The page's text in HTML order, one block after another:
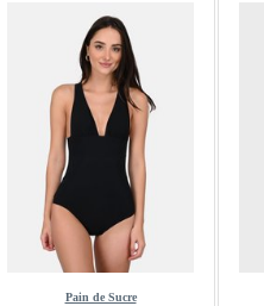
Pain de Sucre